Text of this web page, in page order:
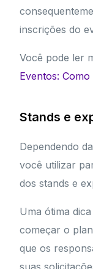
inscrições do
Você pode ler
Eventos:
Stands e
Dependendo
você utilizar
dos stands e
Uma ótima
começar o
que os